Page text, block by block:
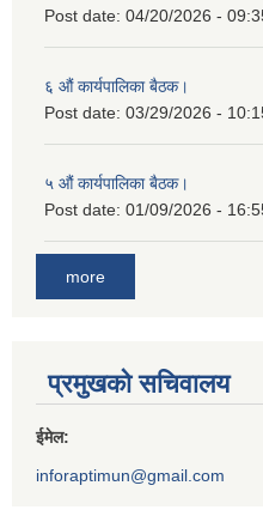
Post date: 04/20/2026 -
६ औं कार्यपालिका बैठक।
Post date: 03/29/2026 -
५ औं कार्यपालिका बैठक।
Post date: 01/09/2026 -
more
प्रमुखको सचिवालय
ईमेल:
inforaptimun@gmail.com